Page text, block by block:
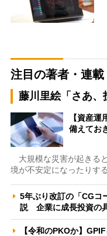
注目の著者・連載
藤川里絵「さあ、
【資産
備えてお
大規模な災害が起きる
境が不安定になったりす
5年ぶり改訂の「CGコ
説 企業に成長投資の
【令和のPKOか】